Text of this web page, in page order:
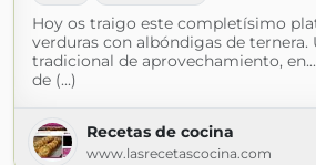
Hoy os traigo este completísimo
verduras con albóndigas de ternera.
tradicional de aprovechamiento,
de (...)
Recetas de cocina
www.lasrecetascocina.com